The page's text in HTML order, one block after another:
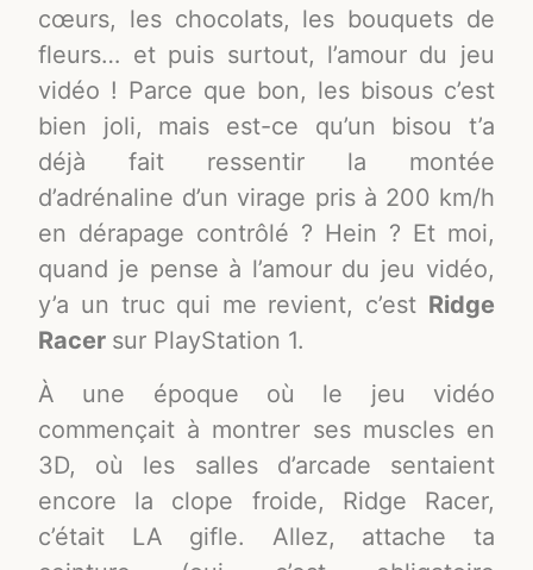
cœurs, les chocolats, les bouquets de
fleurs… et puis surtout, l’amour du jeu
vidéo ! Parce que bon, les bisous c’est
bien joli, mais est-ce qu’un bisou t’a
déjà fait ressentir la montée
d’adrénaline d’un virage pris à 200 km/h
en dérapage contrôlé ? Hein ? Et moi,
quand je pense à l’amour du jeu vidéo,
y’a un truc qui me revient, c’est Ridge
Racer sur PlayStation 1.
À une époque où le jeu vidéo
commençait à montrer ses muscles en
3D, où les salles d’arcade sentaient
encore la clope froide, Ridge Racer,
c’était LA gifle. Allez, attache ta